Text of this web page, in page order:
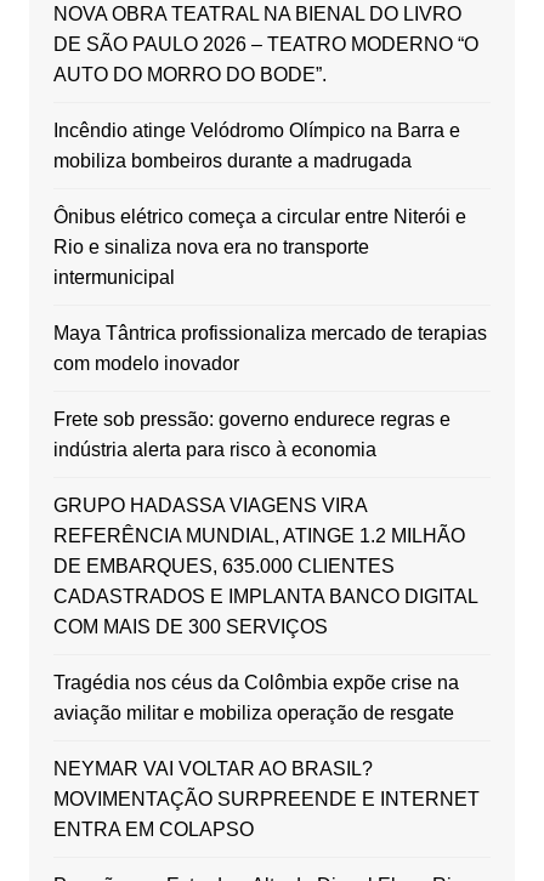
NOVA OBRA TEATRAL NA BIENAL DO LIVRO
DE SÃO PAULO 2026 – TEATRO MODERNO “O
AUTO DO MORRO DO BODE”.
Incêndio atinge Velódromo Olímpico na Barra e
mobiliza bombeiros durante a madrugada
Ônibus elétrico começa a circular entre Niterói e
Rio e sinaliza nova era no transporte
intermunicipal
Maya Tântrica profissionaliza mercado de terapias
com modelo inovador
Frete sob pressão: governo endurece regras e
indústria alerta para risco à economia
GRUPO HADASSA VIAGENS VIRA
REFERÊNCIA MUNDIAL, ATINGE 1.2 MILHÃO
DE EMBARQUES, 635.000 CLIENTES
CADASTRADOS E IMPLANTA BANCO DIGITAL
COM MAIS DE 300 SERVIÇOS
Tragédia nos céus da Colômbia expõe crise na
aviação militar e mobiliza operação de resgate
NEYMAR VAI VOLTAR AO BRASIL?
MOVIMENTAÇÃO SURPREENDE E INTERNET
ENTRA EM COLAPSO